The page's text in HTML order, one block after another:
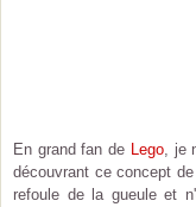
En grand fan de Lego, je
découvrant ce concept de
refoule de la gueule et